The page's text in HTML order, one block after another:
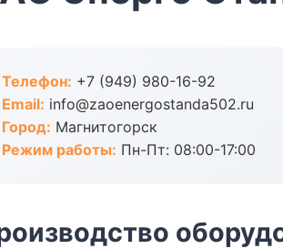
Телефон: +7 (949) 980-16-92
Email: info@zaoenergostanda502.ru
Город: Магнитогорск
Режим работы: Пн-Пт: 08:00-17:00